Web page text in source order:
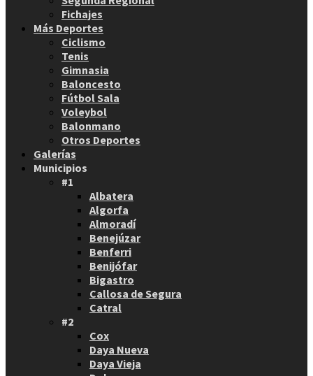
Fichajes
Más Deportes
Ciclismo
Tenis
Gimnasia
Baloncesto
Fútbol Sala
Voleybol
Balonmano
Otros Deportes
Galerías
Municipios
#1
Albatera
Algorfa
Almoradí
Benejúzar
Benferri
Benijófar
Bigastro
Callosa de Segura
Catral
#2
Cox
Daya Nueva
Daya Vieja